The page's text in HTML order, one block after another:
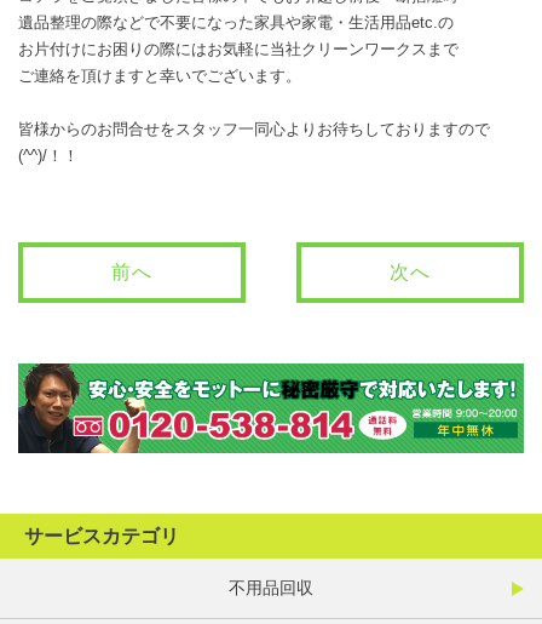
遺品整理の際などで不要になった家具や家電・生活用品etc.の
お片付けにお困りの際にはお気軽に当社クリーンワークスまで
ご連絡を頂けますと幸いでございます。
皆様からのお問合せをスタッフ一同心よりお待ちしておりますので
(^^)/！！
前へ 次へ
サービスカテゴリ
不用品回収